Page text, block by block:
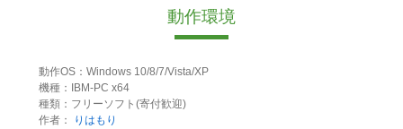
動作環境
動作OS：Windows 10/8/7/Vista/XP
機種：IBM-PC x64
種類：フリーソフト(寄付歓迎)
作者：
りはもり